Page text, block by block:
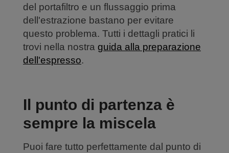
del portafiltro e un flussaggio prima
dell'estrazione bastano per evitare
questo problema. Tutti i dettagli pratici li
trovi nella nostra guida alla preparazione
dell'espresso.
Il punto di partenza è
sempre la miscela
Puoi fare tutto perfettamente dal punto di